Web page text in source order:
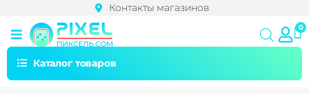
Контакты магазинов
Каталог товаров